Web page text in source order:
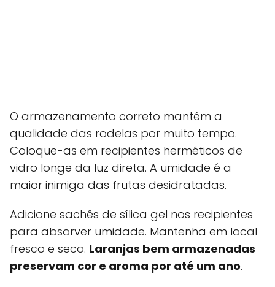
O armazenamento correto mantém a
qualidade das rodelas por muito tempo.
Coloque-as em recipientes herméticos de
vidro longe da luz direta. A umidade é a
maior inimiga das frutas desidratadas.
Adicione sachês de sílica gel nos recipientes
para absorver umidade. Mantenha em local
fresco e seco. Laranjas bem armazenadas
preservam cor e aroma por até um ano.